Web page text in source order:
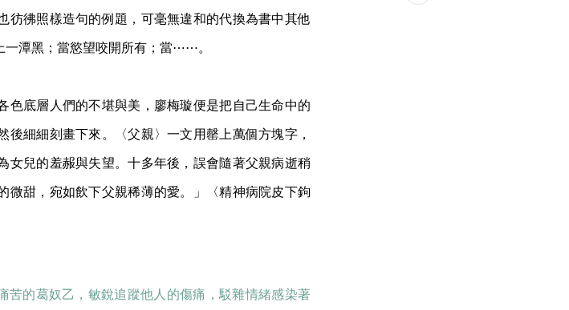
彷彿照樣造句的例題，可毫無違和的代換為書中其他
一潭黑；當慾望咬開所有；當⋯⋯。
色底層人們的不堪與美，廖梅璇便是把自己生命中的
細細刻畫下來。〈父親〉一文用罄上萬個方塊字，
女兒的羞赧與失望。十多年後，誤會隨著父親病逝稍
微甜，宛如飲下父親稀薄的愛。」〈精神病院皮下鉤
苦的葛奴乙，敏銳追蹤他人的傷痛，駁雜情緒感染著